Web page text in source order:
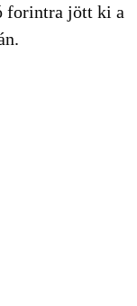
forintra jött ki a